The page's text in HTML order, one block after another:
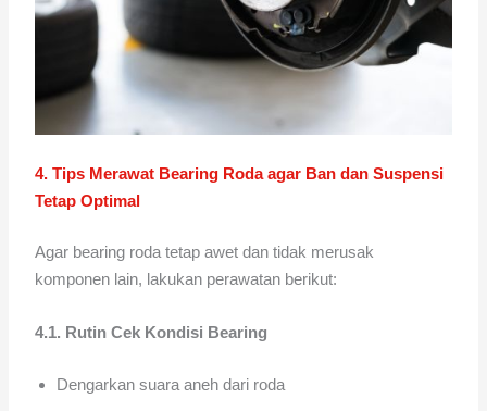
4. Tips Merawat Bearing Roda agar Ban dan Suspensi
Tetap Optimal
Agar bearing roda tetap awet dan tidak merusak
komponen lain, lakukan perawatan berikut:
4.1. Rutin Cek Kondisi Bearing
Dengarkan suara aneh dari roda